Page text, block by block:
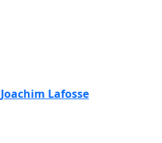
Joachim Lafosse